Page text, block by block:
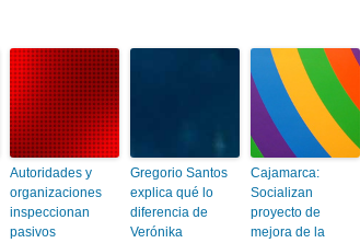
Autoridades y
organizaciones
inspeccionan
pasivos
Gregorio Santos
explica qué lo
diferencia de
Verónika
Cajamarca:
Socializan
proyecto de
mejora de la